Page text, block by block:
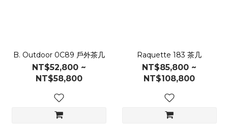
B. Outdoor 0C89 戶外茶几
NT$52,800 ~
NT$58,800
Raquette 183 茶几
NT$85,800 ~
NT$108,800